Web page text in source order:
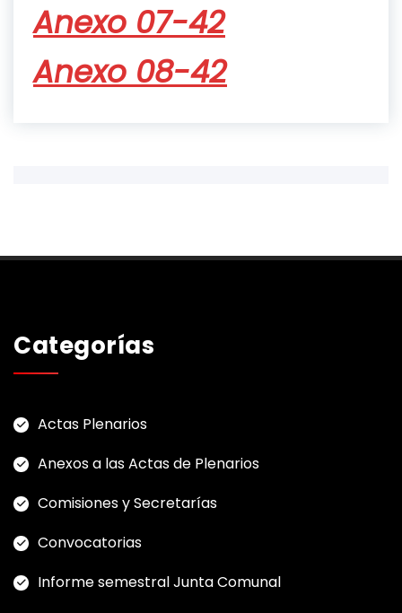
Anexo 07-42
Anexo 08-42
Categorías
Actas Plenarios
Anexos a las Actas de Plenarios
Comisiones y Secretarías
Convocatorias
Informe semestral Junta Comunal